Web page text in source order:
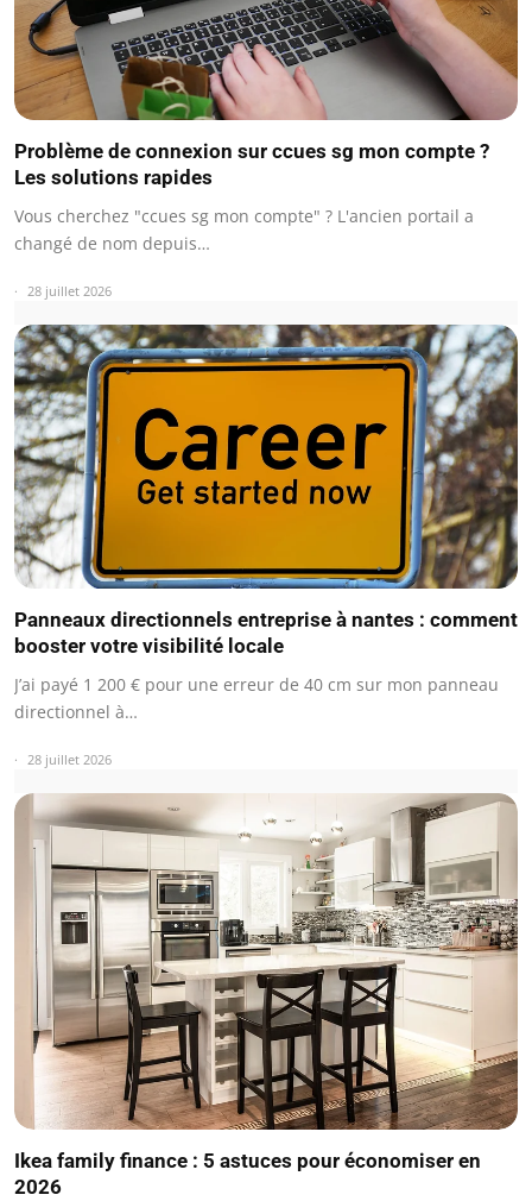
Problème de connexion sur ccues sg mon compte ?
Les solutions rapides
Vous cherchez "ccues sg mon compte" ? L'ancien portail a
changé de nom depuis…
28 juillet 2026
Panneaux directionnels entreprise à nantes : comment
booster votre visibilité locale
J’ai payé 1 200 € pour une erreur de 40 cm sur mon panneau
directionnel à…
28 juillet 2026
Ikea family finance : 5 astuces pour économiser en
2026